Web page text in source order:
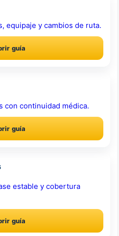
equipaje y cambios de ruta.
guía
con continuidad médica.
guía
estable y cobertura
guía